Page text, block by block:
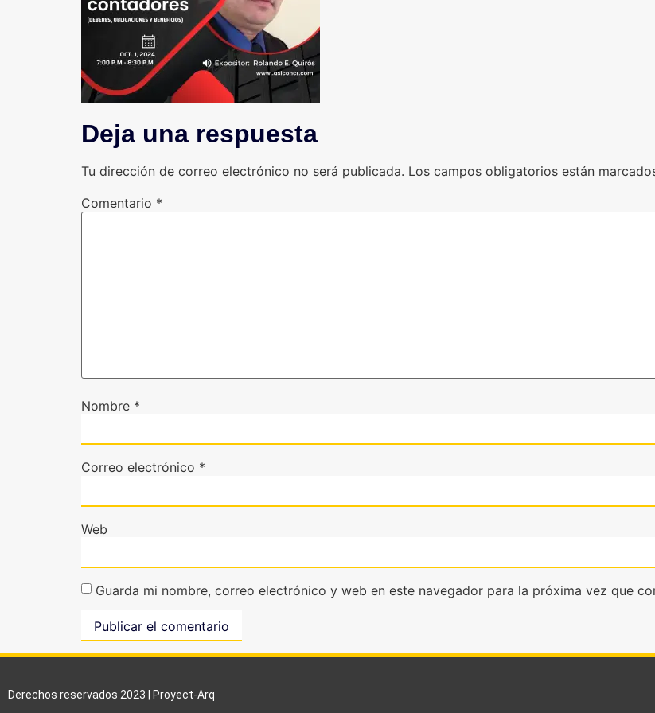
Deja una respuesta
Tu dirección de correo electrónico no será publicada. Los campos obligatorios están
Comentario *
Nombre *
Correo electrónico *
Web
Guarda mi nombre, correo electrónico y web en este navegador para la próxima vez que
Derechos reservados 2023 | Proyect-Arq